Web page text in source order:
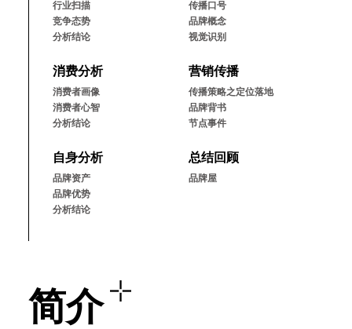
⾏业扫描
竞争态势
分析结论
传播⼝号
品牌概念
视觉识别
消费分析
消费者画像
消费者⼼智
分析结论
营销传播
传播策略之定位落地
品牌背书
节点事件
⾃⾝分析
品牌资产
品牌优势
分析结论
总结回顾
品牌屋
简介